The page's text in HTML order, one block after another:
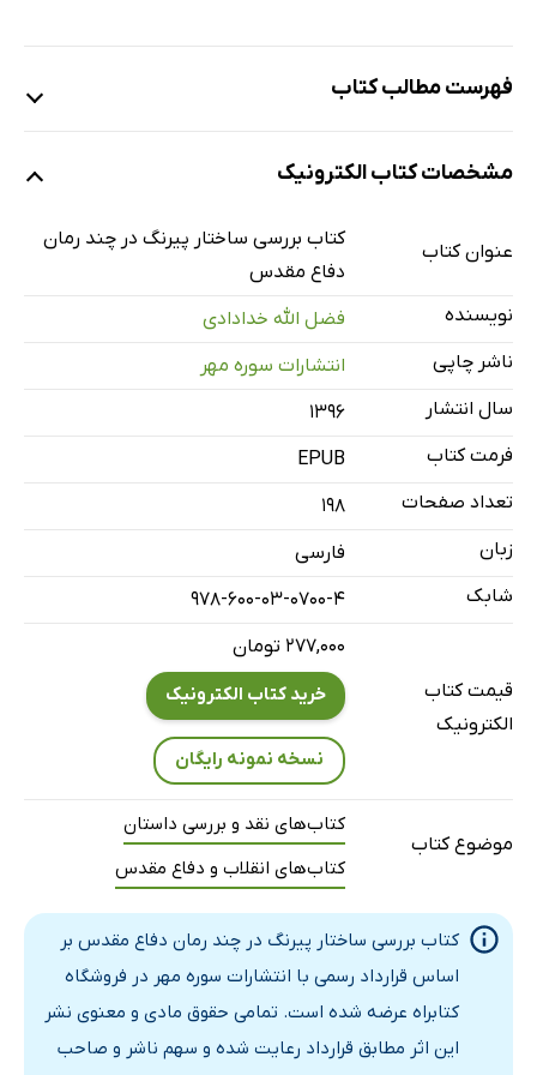
فهرست مطالب کتاب
مقدمه‌ی نویسنده
فصل اول: شکل گیری انقلاب اسلامی و ادبیات آن
ادبیات داستانی جنگ
اقسام ادبیات موضوعی جنگ
عناصر ادبیات مقاومت
ادبیات پایداری
ویژگی‌های‌ کلی‌ ادبیات مقاومت
تعامل میان ادبیات و تحولات اجتماعی
ویژگی‌های ادبیات دوره جنگ و پس از جنگ
ادبیات داستانی پس از جنگ
پیشینه‌ی ادبیات مقاومت
تعریف ادبیات مقاومت
جایگاه انقلاب و دفاع مقدس در دوره بندی داستانی
فصل دوم: رمان (تعریف، ویژگی ها و ساختار)
تعریف رمان
ویژگی‌های یک متن روایی کامل (رمان)
تعریف طرح داستانی
انواع داستان از نظر پیرنگ
نمایش (درام)
مشخصات کتاب الکترونیک
عنوان کتاب
کتاب بررسی ساختار پیرنگ در چند رمان
دفاع مقدس
نویسنده
فضل الله خدادادی
ناشر چاپی
انتشارات سوره مهر
سال انتشار
۱۳۹۶
فرمت کتاب
EPUB
تعداد صفحات
198
زبان
فارسی
شابک
978-600-03-0700-4
قیمت کتاب
الکترونیک
۲۷۷,۰۰۰ تومان
خرید کتاب الکترونیک
نسخه نمونه رایگان
موضوع کتاب
کتاب‌های نقد و بررسی داستان
کتاب‌های انقلاب و دفاع مقدس
کتاب بررسی ساختار پیرنگ در چند رمان دفاع مقدس بر
اساس قرارداد رسمی با انتشارات سوره مهر در فروشگاه
کتابراه عرضه شده است. تمامی حقوق مادی و معنوی نشر
این اثر مطابق قرارداد رعایت شده و سهم ناشر و صاحب